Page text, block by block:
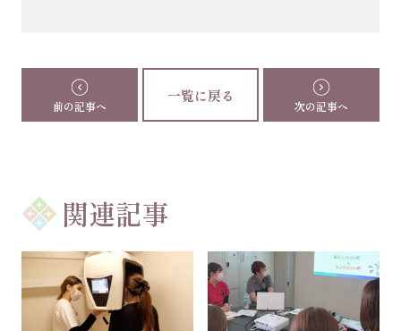
前の記事へ 次の記事へ
一覧に戻る
関連記事